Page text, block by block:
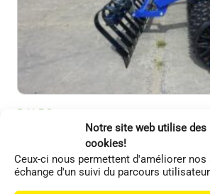
Notre site web utilise des
cookies!
Ceux-ci nous permettent d'améliorer nos
échange d'un suivi du parcours
DALBO
Rouleau DAL-BO MAXIROLL 8.30m
Crackerboard